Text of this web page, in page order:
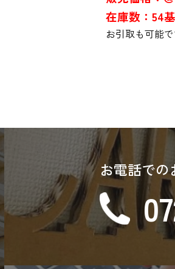
在庫数：54基
お引取も可能
お電話で